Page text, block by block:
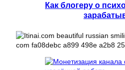
Как блогеру о